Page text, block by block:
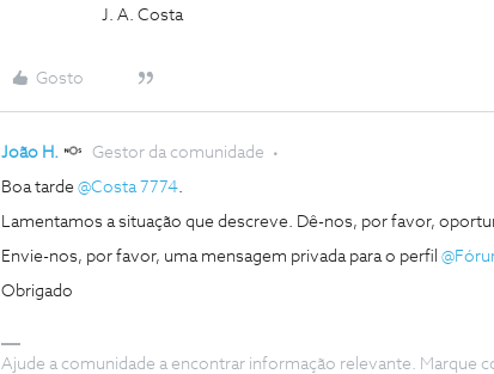
J. A. Costa
Gosto
João H. Gestor da comunidade
Boa tarde ​ @Costa 7774.
Lamentamos a situação que descreve. Dê-nos, por favor,
Envie-nos, por favor, uma mensagem privada para o perfil ​
Obrigado
Ajude a comunidade a encontrar informação relevante. Marque